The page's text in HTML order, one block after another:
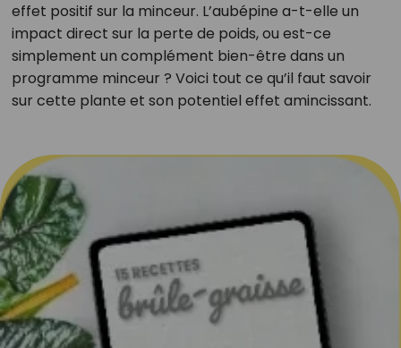
effet positif sur la minceur. L’aubépine a-t-elle un
impact direct sur la perte de poids, ou est-ce
simplement un complément bien-être dans un
programme minceur ? Voici tout ce qu’il faut savoir
sur cette plante et son potentiel effet amincissant.